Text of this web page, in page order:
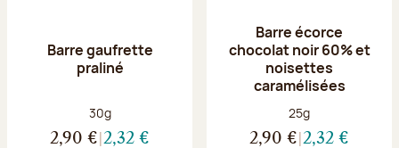
Barre gaufrette
praliné
Poids net :
30g
2,90 € 2,32 €
Barre écorce
chocolat noir 60% et
noisettes
caramélisées
Poids net :
25g
2,90 € 2,32 €